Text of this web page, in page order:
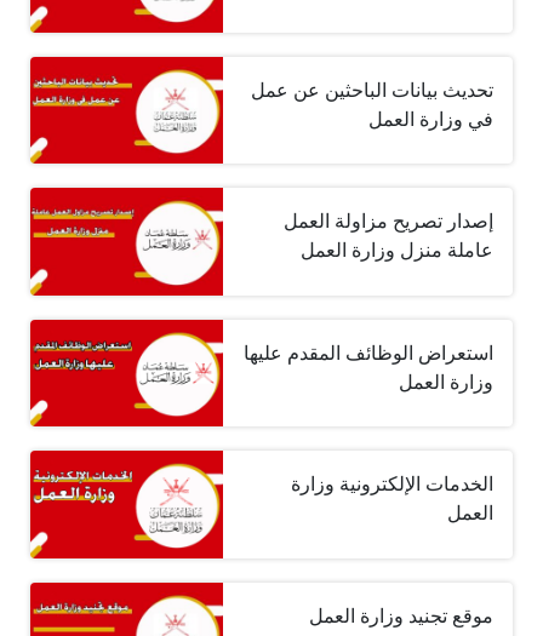
تحديث بيانات الباحثين عن عمل
في وزارة العمل
إصدار تصريح مزاولة العمل
عاملة منزل وزارة العمل
استعراض الوظائف المقدم عليها
وزارة العمل
الخدمات الإلكترونية وزارة
العمل
موقع تجنيد وزارة العمل